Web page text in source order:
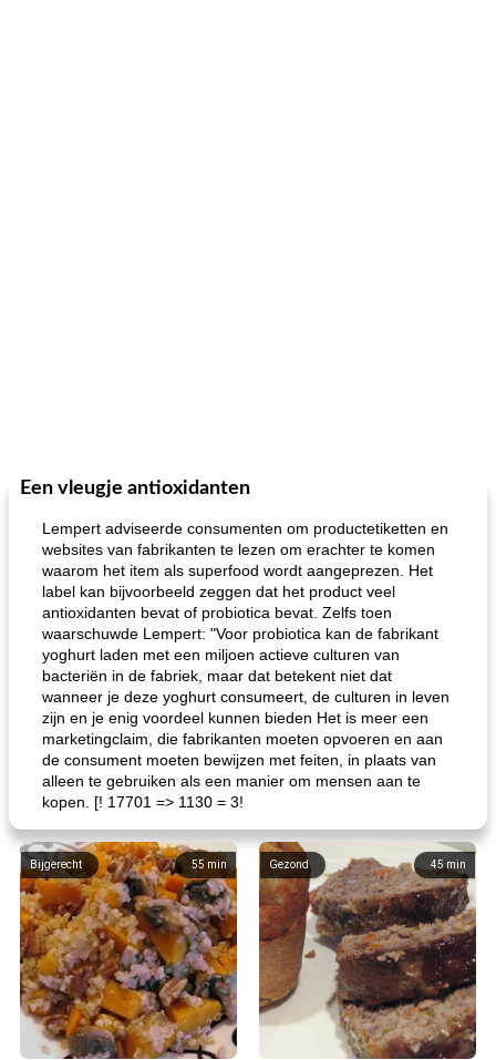
Een vleugje antioxidanten
Lempert adviseerde consumenten om productetiketten en
websites van fabrikanten te lezen om erachter te komen
waarom het item als superfood wordt aangeprezen. Het
label kan bijvoorbeeld zeggen dat het product veel
antioxidanten bevat of probiotica bevat. Zelfs toen
waarschuwde Lempert: "Voor probiotica kan de fabrikant
yoghurt laden met een miljoen actieve culturen van
bacteriën in de fabriek, maar dat betekent niet dat
wanneer je deze yoghurt consumeert, de culturen in leven
zijn en je enig voordeel kunnen bieden Het is meer een
marketingclaim, die fabrikanten moeten opvoeren en aan
de consument moeten bewijzen met feiten, in plaats van
alleen te gebruiken als een manier om mensen aan te
kopen. [! 17701 => 1130 = 3!
55 min
Bijgerecht 45min
Gezond